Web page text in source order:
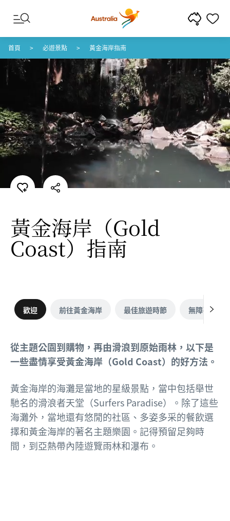
跳至內容
跳至頁尾導覽
首頁 必遊景點 黃金海岸指南
黃金海岸 （Gold
Coast）指南
歡迎 前往黃金海岸 最佳旅遊時節 無障礙設施
從主題公園到購物，再由滑浪到原始雨林，以下是
一些盡情享受黃金海岸（Gold Coast）的好方法。
黃金海岸的海灘是當地的星級景點，當中包括舉世
馳名的滑浪者天堂（Surfers Paradise）。除了這些
海灘外，當地還有悠閒的社區、多姿多采的餐飲選
擇和黃金海岸的著名主題樂園。記得預留足夠時
間，到亞熱帶內陸遊覽雨林和瀑布。